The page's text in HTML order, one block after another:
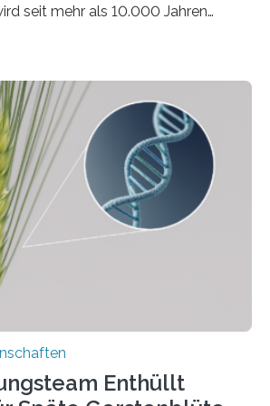
seit mehr als 10.000 Jahren
wurde. Eine neue Studie eines
und
(IPK) zeigt, dass die heutige
Wildpopulationen im
Halbmond hervorgegangen
eine Art „Mosaik-Abstammung“. Die
wurden heute in der
veröffentlicht. Die
hat die Evolution und…
Enthüllt